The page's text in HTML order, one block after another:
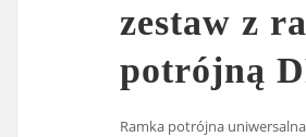
zestaw z
potrójną
Ramka potrójna